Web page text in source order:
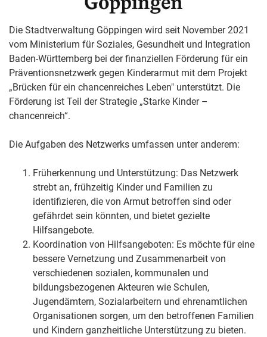
Die Stadtverwaltung Göppingen wird seit November 2021
vom Ministerium für Soziales, Gesundheit und Integration
Baden-Württemberg bei der finanziellen Förderung für ein
Präventionsnetzwerk gegen Kinderarmut mit dem Projekt
„Brücken für ein chancenreiches Leben" unterstützt. Die
Förderung ist Teil der Strategie „Starke Kinder –
chancenreich“.
Die Aufgaben des Netzwerks umfassen unter anderem:
Früherkennung und Unterstützung: Das Netzwerk
strebt an, frühzeitig Kinder und Familien zu
identifizieren, die von Armut betroffen sind oder
gefährdet sein könnten, und bietet gezielte
Hilfsangebote.
Koordination von Hilfsangeboten: Es möchte für eine
bessere Vernetzung und Zusammenarbeit von
verschiedenen sozialen, kommunalen und
bildungsbezogenen Akteuren wie Schulen,
Jugendämtern, Sozialarbeitern und ehrenamtlichen
Organisationen sorgen, um den betroffenen Familien
und Kindern ganzheitliche Unterstützung zu bieten.